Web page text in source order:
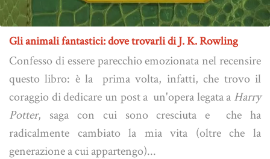
Gli animali fantastici: dove trovarli di J. K. Rowling
Confesso di essere parecchio emozionata nel recensire
questo libro: è la prima volta, infatti, che trovo il
coraggio di dedicare un post a un'opera legata a Harry
Potter, saga con cui sono cresciuta e che ha
radicalmente cambiato la mia vita (oltre che la
generazione a cui appartengo)...